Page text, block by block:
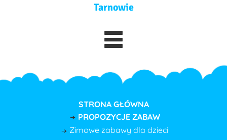
Tarnowie
STRONA GŁÓWNA
PROPOZYCJE ZABAW
Zimowe zabawy dla dzieci